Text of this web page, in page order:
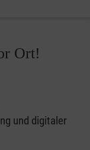
Ort!
und digitaler